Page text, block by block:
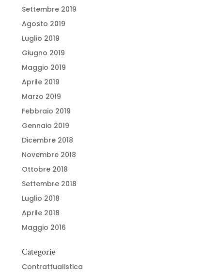
Settembre 2019
Agosto 2019
Luglio 2019
Giugno 2019
Maggio 2019
Aprile 2019
Marzo 2019
Febbraio 2019
Gennaio 2019
Dicembre 2018
Novembre 2018
Ottobre 2018
Settembre 2018
Luglio 2018
Aprile 2018
Maggio 2016
Categorie
Contrattualistica